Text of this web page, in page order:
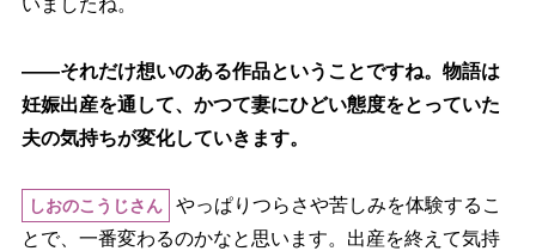
いましたね。
――それだけ想いのある作品ということですね。物語は
妊娠出産を通して、かつて妻にひどい態度をとっていた
夫の気持ちが変化していきます。
しおのこうじさん
っぱりつらさや苦しみを体験するこ
とで、一番変わるのかなと思います。出産を終えて気持